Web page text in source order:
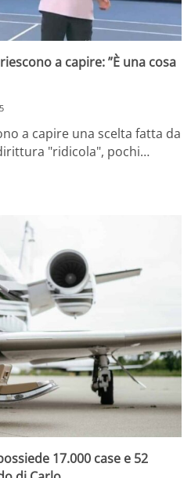
a capire: ”È una cosa
a capire una scelta fatta da
"ridicola", pochi…
17.000 case e 52